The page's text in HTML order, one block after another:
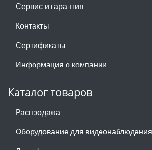
Сервис и гарантия
Контакты
Сертификаты
Информация о компании
Каталог товаров
Распродажа
Оборудование для видеонаблюдения